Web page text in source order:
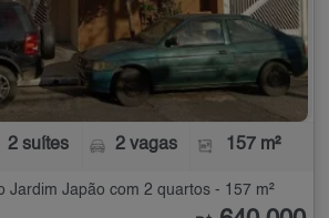
2 suítes 2 vagas 157 m²
Jardim Japão com 2 quartos - 157 m²